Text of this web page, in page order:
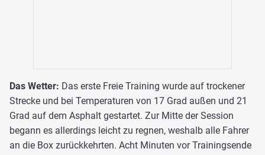
Das Wetter: Das erste Freie Training wurde auf trockener
Strecke und bei Temperaturen von 17 Grad außen und 21
Grad auf dem Asphalt gestartet. Zur Mitte der Session
begann es allerdings leicht zu regnen, weshalb alle Fahrer
an die Box zurückkehrten. Acht Minuten vor Trainingsende